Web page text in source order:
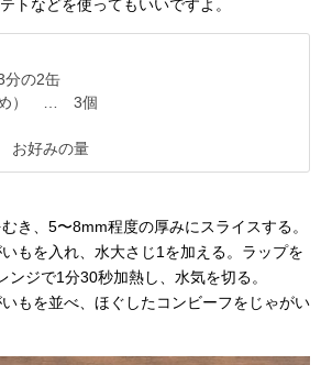
トなどを使ってもいいですよ。
の2缶
め） … 3個
好みの量
き、5〜8mm程度の厚みにスライスする。
もを入れ、水大さじ1を加える。ラップを
ンジで1分30秒加熱し、水気を切る。
もを並べ、ほぐしたコンビーフをじゃがい